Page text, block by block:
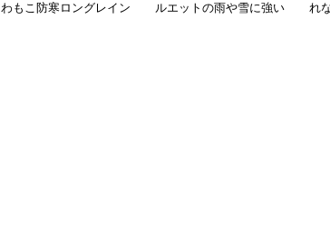
わもこ防寒ロングレイン
ルエットの雨や雪に強い
れ